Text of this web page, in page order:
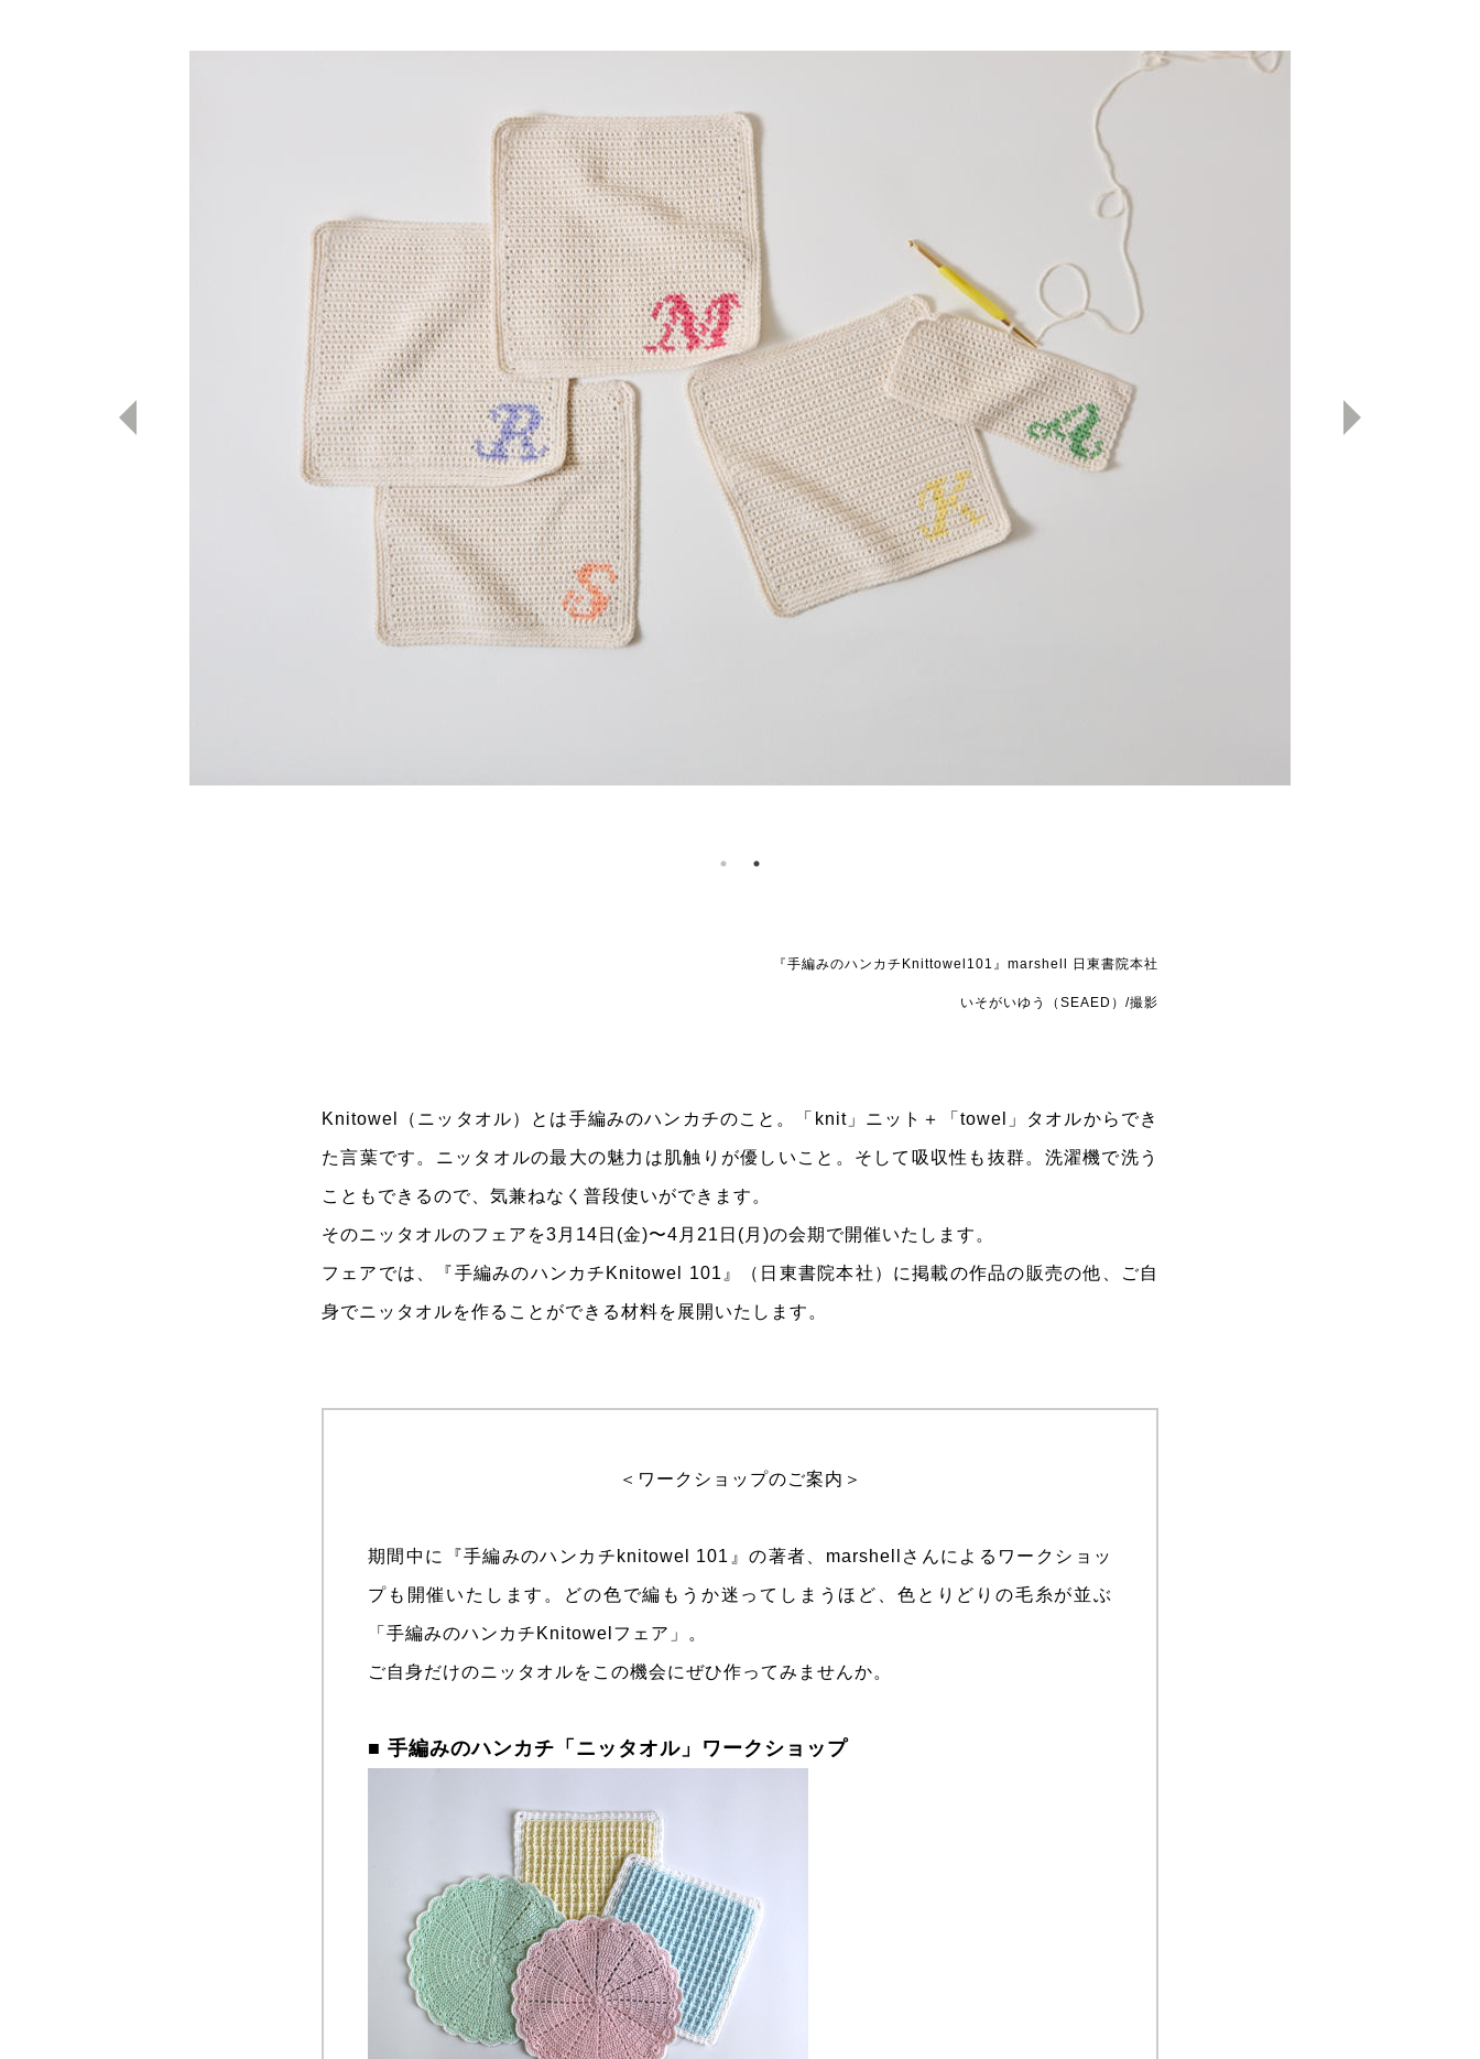
『手編みのハンカチKnittowel101』marshell 日東書院本社
いそがいゆう（SEAED）/撮影
Knitowel（ニッタオル）とは手編みのハンカチのこと。「knit」ニット＋「towel」タオルからでき
た言葉です。ニッタオルの最大の魅力は肌触りが優しいこと。そして吸収性も抜群。洗濯機で洗う
こともできるので、気兼ねなく普段使いができます。
そのニッタオルのフェアを3月14日(金)〜4月21日(月)の会期で開催いたします。
フェアでは、『手編みのハンカチKnitowel 101』（日東書院本社）に掲載の作品の販売の他、ご自
身でニッタオルを作ることができる材料を展開いたします。
＜ワークショップのご案内＞
期間中に『手編みのハンカチknitowel 101』の著者、marshellさんによるワークショッ
プも開催いたします。どの色で編もうか迷ってしまうほど、色とりどりの毛糸が並ぶ
「手編みのハンカチKnitowelフェア」。
ご自身だけのニッタオルをこの機会にぜひ作ってみませんか。
■ 手編みのハンカチ「ニッタオル」ワークショップ